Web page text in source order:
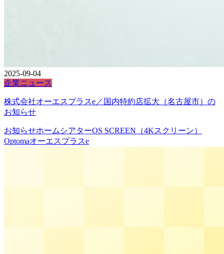
2025-09-04
企業ニュース
株式会社オーエスプラスe／国内特約店拡大（名古屋市）の
お知らせ
お知らせホームシアターOS SCREEN（4Kスクリーン）
Optomaオーエスプラスe